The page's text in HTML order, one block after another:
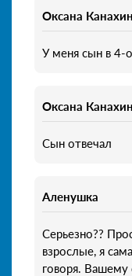
Оксана
У меня сын в 4-
Оксана
Сын отвечал
Аленушка
Серьезно??
взрослые, я
говоря. Вашему